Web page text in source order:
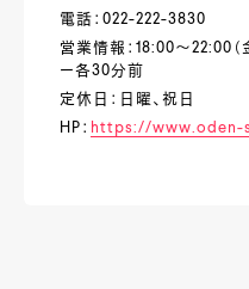
電話：022-222-3830
営業情報：18:00～22:00
ー各30分前
定休日：日曜、祝日
HP： https://www.oden-